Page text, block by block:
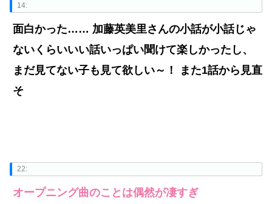
14:
面白かった…… 加藤英美里さんの小話が小話じゃ
ないくらいいい話いっぱい聞けて楽しかったし、
まだ見てない子も見て欲しい～！ また1話から見直
そ
22:
オープニング曲のことは偶然が凄すぎ